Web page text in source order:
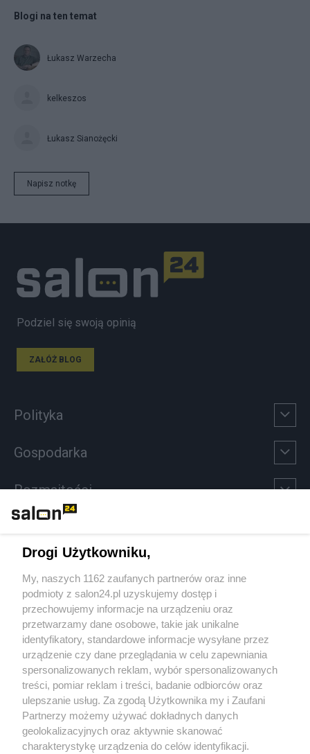
Blogi na ten temat
Łukasz Warzecha
kelkeszos
Łukasz Sianożęcki
Napisz notkę
Podziel się swoją opinią
ZAŁÓŻ BLOG
Polityka
Gospodarka
Rozmaitości
Sport
Społeczeństwo
Kultura
X Facebook Instagram Youtube
Drogi Użytkowniku,
My, naszych 1162 zaufanych partnerów oraz inne
podmioty z salon24.pl uzyskujemy dostęp i
przechowujemy informacje na urządzeniu oraz
przetwarzamy dane osobowe, takie jak unikalne
identyfikatory, standardowe informacje wysyłane przez
urządzenie czy dane przeglądania w celu zapewniania
spersonalizowanych reklam, wybór spersonalizowanych
treści, pomiar reklam i treści, badanie odbiorców oraz
ulepszanie usług. Za zgodą Użytkownika my i Zaufani
Partnerzy możemy używać dokładnych danych
geolokalizacyjnych oraz aktywnie skanować
charakterystykę urządzenia do celów identyfikacji.